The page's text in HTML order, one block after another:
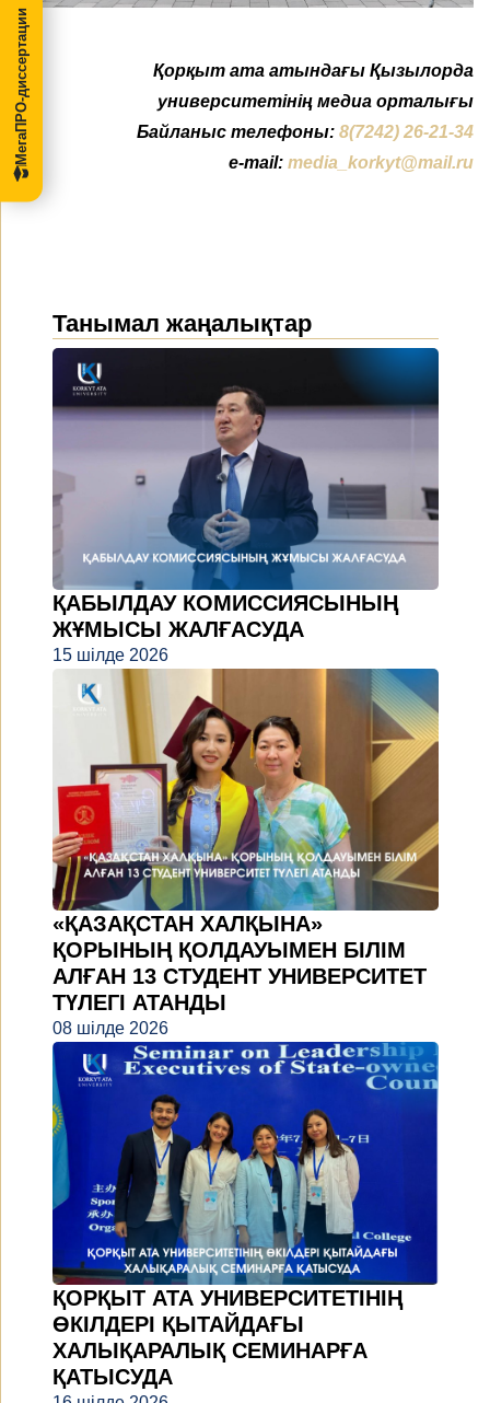
Қорқыт ата атындағы Қызылорда
университетінің медиа орталығы
Байланыс телефоны: 8(7242) 26-21-34
e-mail: media_korkyt@mail.ru
Танымал жаңалықтар
ҚАБЫЛДАУ КОМИССИЯСЫНЫҢ
ЖҰМЫСЫ ЖАЛҒАСУДА
15 шілде 2026
«ҚАЗАҚСТАН ХАЛҚЫНА»
ҚОРЫНЫҢ ҚОЛДАУЫМЕН БІЛІМ
АЛҒАН 13 СТУДЕНТ УНИВЕРСИТЕТ
ТҮЛЕГІ АТАНДЫ
08 шілде 2026
ҚОРҚЫТ АТА УНИВЕРСИТЕТІНІҢ
ӨКІЛДЕРІ ҚЫТАЙДАҒЫ
ХАЛЫҚАРАЛЫҚ СЕМИНАРҒА
ҚАТЫСУДА
МегаПРО-диссертации